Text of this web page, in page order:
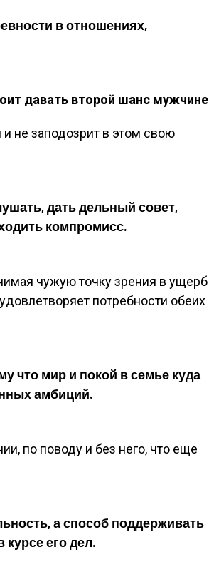
в отношениях,
давать второй шанс мужчине
не заподозрит в этом свою
дать дельный совет,
компромисс.
чужую точку зрения в ущерб
потребности обеих
что мир и покой в семье куда
амбиций.
по поводу и без него, что еще
а способ поддерживать
его дел.